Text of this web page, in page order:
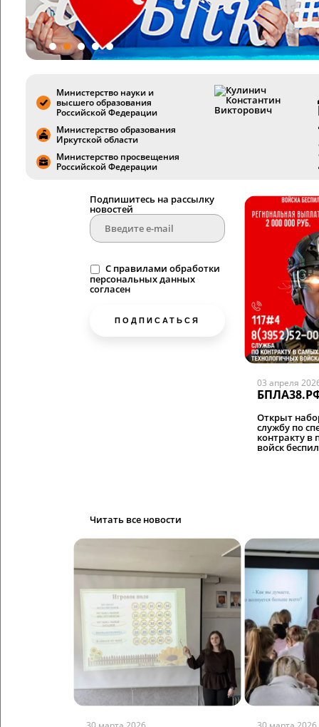
Директор со студентами
Министерство науки и
высшего образования
Российской Федерации
Министерство образования
Иркутской области
Министерство просвещения
Российской Федерации
Подпишитесь на рассылку
новостей
C правилами обработки
персональных данных
согласен
ПОДПИСАТЬСЯ
Читать все новости
03 апреля
Открыт
службу по
контракту в
войск